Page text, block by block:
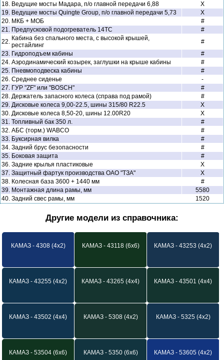
18. Ведущие мосты Мадара, п/о главной передачи 6,88
Х
19. Ведущие мосты Quingte Group, п/о главной передачи 5,73
Х
20. МКБ + МОБ
#
21. Предпусковой подогреватель 14ТС
#
22. Кабина без спального места, с высокой крышей,
рестайлинг
#
23. Гидроподъем кабины
#
24. Аэродинамический козырек, заглушки на крыше кабины
#
25. Пневмоподвеска кабины
#
26. Среднее сиденье
-
27. ГУР "ZF" или "BOSCH"
#
28. Держатель запасного колеса (справа под рамой)
#
29. Дисковые колеса 9,00-22.5, шины 315/80 R22.5
Х
30. Дисковые колеса 8,50-20, шины 12.00R20
Х
31. Топливный бак 350 л.
#
32. АБС (торм.) WABCO
#
33. Буксирная вилка
#
34. Задний брус безопасности
#
35. Боковая защита
#
36. Задние крылья пластиковые
Х
37. Защитный фартук производства ОАО "ТЗА"
Х
38. Колесная база 3600 + 1440 мм
#
39. Монтажная длина рамы, мм
5580
40. Задний свес рамы, мм 1520
Другие модели из справочника:
КАМАЗ - 4308 (4х2) КАМАЗ - 43118 (6х6) КАМАЗ - 43253 (4х2)
КАМАЗ - 43255 (4х2) КАМАЗ - 43265 (4х4) КАМАЗ - 43501 (4х4)
КАМАЗ - 43502 (4х4) КАМАЗ - 5308 (4х2) КАМАЗ - 5325 (4х2)
КАМАЗ - 53504 (6х6) КАМАЗ - 5350 (6х6) КАМАЗ - 53605 (4х2)